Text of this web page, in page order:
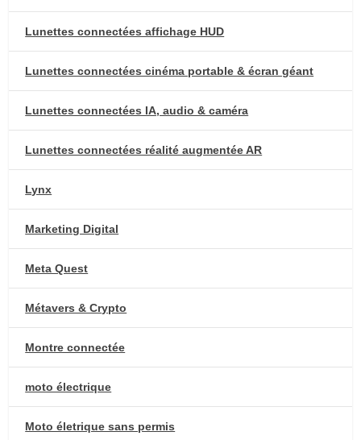
Lunettes connectées affichage HUD
Lunettes connectées cinéma portable & écran géant
Lunettes connectées IA, audio & caméra
Lunettes connectées réalité augmentée AR
Lynx
Marketing Digital
Meta Quest
Métavers & Crypto
Montre connectée
moto électrique
Moto életrique sans permis